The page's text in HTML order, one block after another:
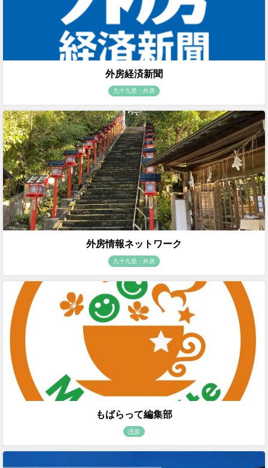
外房経済新聞
九十九里・外房
外房情報ネットワーク
九十九里・外房
もばらって編集部
茂原